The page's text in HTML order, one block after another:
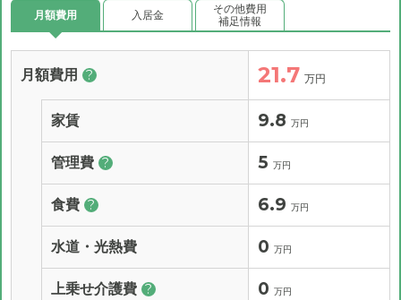
月額費用 入居金
その他費用
補足情報
月額費用 ? 21.7 万円
家賃 9.8 万円
管理費 ? 5 万円
食費 ? 6.9 万円
水道・光熱費 0 万円
上乗せ介護費 ? 0 万円